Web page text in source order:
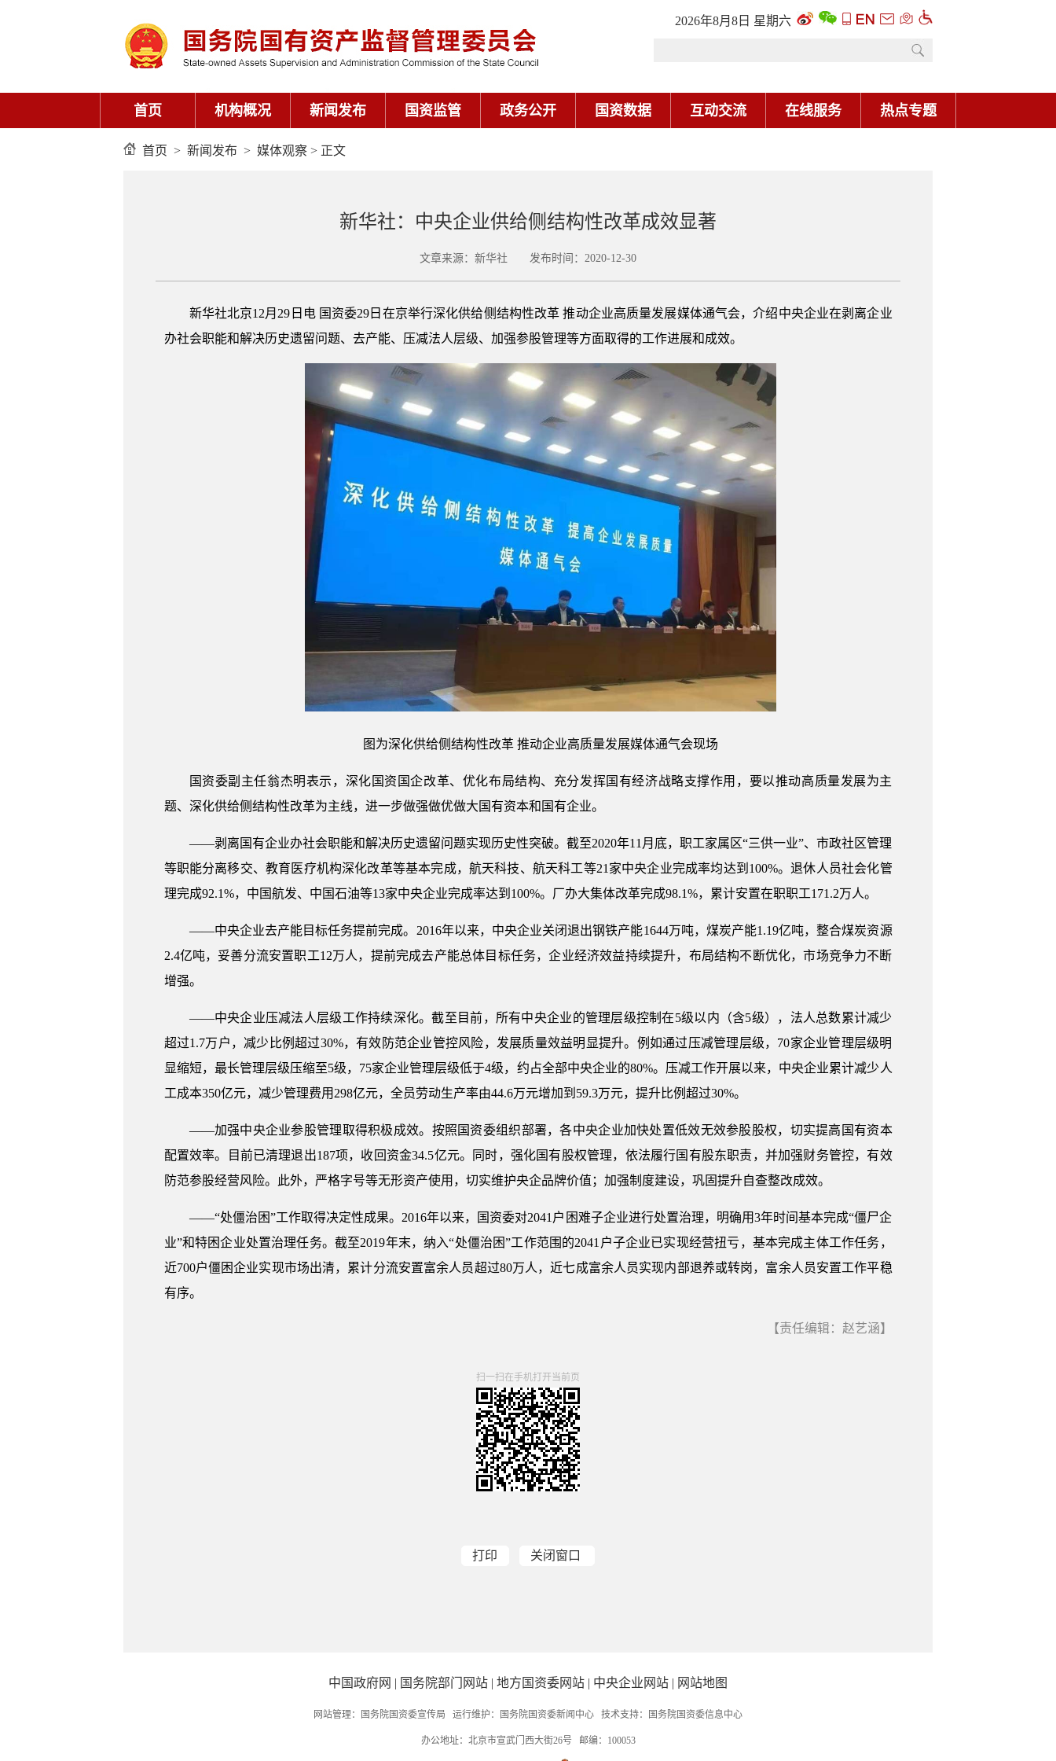
2026年8月8日 星期六
首页 机构概况 新闻发布 国资监管 政务公开 国资数据 互动交流 在线服务 热点专题
首页 > 新闻发布 > 媒体观察 > 正文
新华社：中央企业供给侧结构性改革成效显著
文章来源：新华社 发布时间：2020-12-30
新华社北京12月29日电 国资委29日在京举行深化供给侧结构性改革 推动企业高质量发展媒体通气会，介绍中央企业在剥离企业
办社会职能和解决历史遗留问题、去产能、压减法人层级、加强参股管理等方面取得的工作进展和成效。
图为深化供给侧结构性改革 推动企业高质量发展媒体通气会现场
国资委副主任翁杰明表示，深化国资国企改革、优化布局结构、充分发挥国有经济战略支撑作用，要以推动高质量发展为主
题、深化供给侧结构性改革为主线，进一步做强做优做大国有资本和国有企业。
——剥离国有企业办社会职能和解决历史遗留问题实现历史性突破。截至2020年11月底，职工家属区“三供一业”、市政社区管理
等职能分离移交、教育医疗机构深化改革等基本完成，航天科技、航天科工等21家中央企业完成率均达到100%。退休人员社会化管
理完成92.1%，中国航发、中国石油等13家中央企业完成率达到100%。厂办大集体改革完成98.1%，累计安置在职职工171.2万人。
——中央企业去产能目标任务提前完成。2016年以来，中央企业关闭退出钢铁产能1644万吨，煤炭产能1.19亿吨，整合煤炭资源
2.4亿吨，妥善分流安置职工12万人，提前完成去产能总体目标任务，企业经济效益持续提升，布局结构不断优化，市场竞争力不断
增强。
——中央企业压减法人层级工作持续深化。截至目前，所有中央企业的管理层级控制在5级以内（含5级），法人总数累计减少
超过1.7万户，减少比例超过30%，有效防范企业管控风险，发展质量效益明显提升。例如通过压减管理层级，70家企业管理层级明
显缩短，最长管理层级压缩至5级，75家企业管理层级低于4级，约占全部中央企业的80%。压减工作开展以来，中央企业累计减少人
工成本350亿元，减少管理费用298亿元，全员劳动生产率由44.6万元增加到59.3万元，提升比例超过30%。
——加强中央企业参股管理取得积极成效。按照国资委组织部署，各中央企业加快处置低效无效参股股权，切实提高国有资本
配置效率。目前已清理退出187项，收回资金34.5亿元。同时，强化国有股权管理，依法履行国有股东职责，并加强财务管控，有效
防范参股经营风险。此外，严格字号等无形资产使用，切实维护央企品牌价值；加强制度建设，巩固提升自查整改成效。
——“处僵治困”工作取得决定性成果。2016年以来，国资委对2041户困难子企业进行处置治理，明确用3年时间基本完成“僵尸企
业”和特困企业处置治理任务。截至2019年末，纳入“处僵治困”工作范围的2041户子企业已实现经营扭亏，基本完成主体工作任务，
近700户僵困企业实现市场出清，累计分流安置富余人员超过80万人，近七成富余人员实现内部退养或转岗，富余人员安置工作平稳
有序。
【责任编辑：赵艺涵】
扫一扫在手机打开当前页
打印 关闭窗口